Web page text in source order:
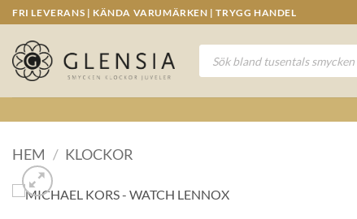
Skip
to
content
FRI LEVERANS | KÄNDA VARUMÄRKEN | TRYGG HANDEL
Produktsökning
HEM / KLOCKOR